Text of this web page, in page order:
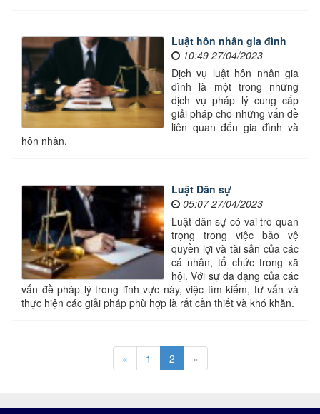
Luật hôn nhân gia đình
10:49 27/04/2023
Dịch vụ luật hôn nhân gia
đình là một trong những
dịch vụ pháp lý cung cấp
giải pháp cho những vấn đề
liên quan đến gia đình và
hôn nhân.
Luật Dân sự
05:07 27/04/2023
Luật dân sự có vai trò quan
trọng trong việc bảo vệ
quyền lợi và tài sản của các
cá nhân, tổ chức trong xã
hội. Với sự đa dạng của các
vấn đề pháp lý trong lĩnh vực này, việc tìm kiếm, tư vấn và
thực hiện các giải pháp phù hợp là rất cần thiết và khó khăn.
« 1 2 »